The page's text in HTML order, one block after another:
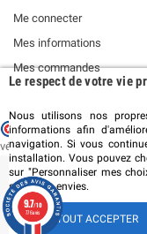
Le respect de votre vie
Nous utilisons nos
informations afin
navigation. Si vous
installation. Vous pouvez
sur "Personnaliser mes
selon vos envies.
TOUT ACCEPTER
Me connecter
Mes informations
Mes commandes
Marchand approuvé par
vérifier.
©2019 PLANÈTE AIR - SAS
9.7/10
776 avis